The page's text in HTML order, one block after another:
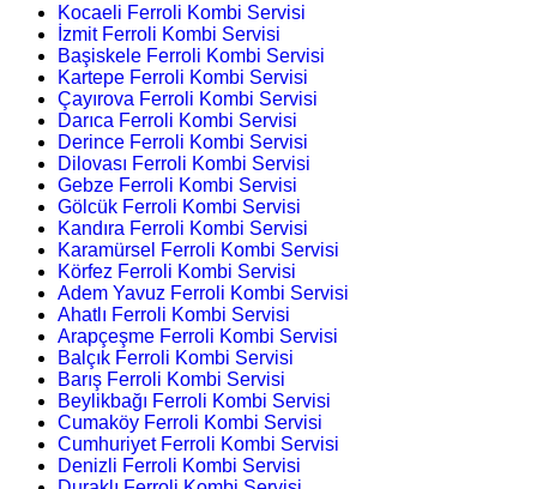
Kocaeli Ferroli Kombi Servisi
İzmit Ferroli Kombi Servisi
Başiskele Ferroli Kombi Servisi
Kartepe Ferroli Kombi Servisi
Çayırova Ferroli Kombi Servisi
Darıca Ferroli Kombi Servisi
Derince Ferroli Kombi Servisi
Dilovası Ferroli Kombi Servisi
Gebze Ferroli Kombi Servisi
Gölcük Ferroli Kombi Servisi
Kandıra Ferroli Kombi Servisi
Karamürsel Ferroli Kombi Servisi
Körfez Ferroli Kombi Servisi
Adem Yavuz Ferroli Kombi Servisi
Ahatlı Ferroli Kombi Servisi
Arapçeşme Ferroli Kombi Servisi
Balçık Ferroli Kombi Servisi
Barış Ferroli Kombi Servisi
Beylikbağı Ferroli Kombi Servisi
Cumaköy Ferroli Kombi Servisi
Cumhuriyet Ferroli Kombi Servisi
Denizli Ferroli Kombi Servisi